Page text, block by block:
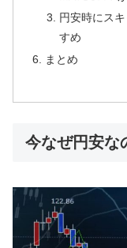
円安時にス
すめ
まとめ
今なぜ円安な